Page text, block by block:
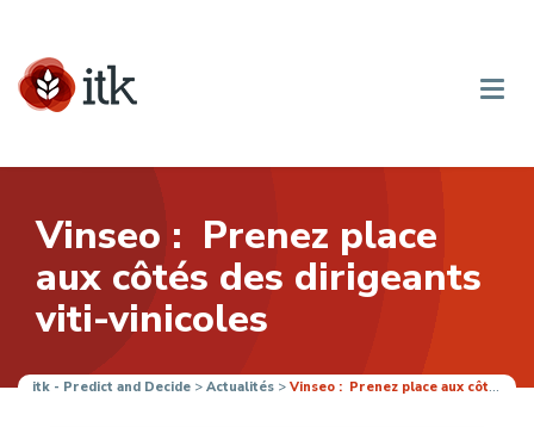
Vinseo : Prenez place
aux côtés des dirigeants
viti-vinicoles
itk - Predict and Decide > Actualités > Vinseo : Prenez place aux côtés des dirigeants viti-vinicoles